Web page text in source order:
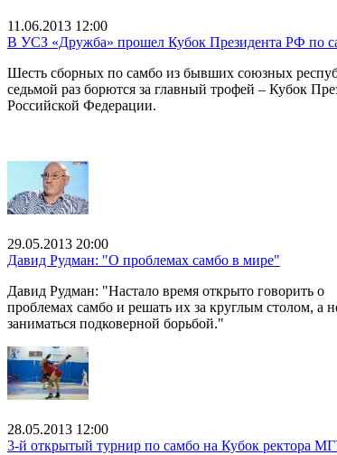
11.06.2013 12:00
В УСЗ «Дружба» прошел Кубок Президента РФ по
Шесть сборных по самбо из бывших союзных
седьмой раз борются за главный трофей – Кубок
Российской Федерации.
29.05.2013 20:00
Давид Рудман: "О проблемах самбо в мире"
Давид Рудман: "Настало время открыто говорить о
проблемах самбо и решать их за круглым столом, а
заниматься подковерной борьбой."
28.05.2013 12:00
3-й открытый турнир по самбо на Кубок ректора